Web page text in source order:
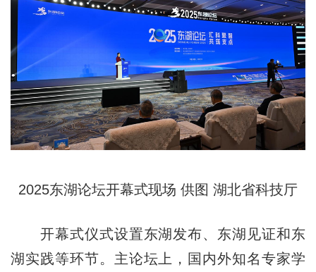
2025东湖论坛开幕式现场 供图 湖北省科技厅
开幕式仪式设置东湖发布、东湖见证和东
湖实践等环节。主论坛上，国内外知名专家学